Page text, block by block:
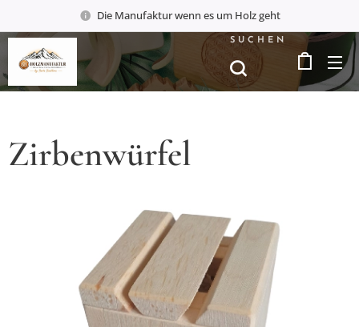
Die Manufaktur wenn es um Holz geht
SUCHEN
Zirbenwürfel